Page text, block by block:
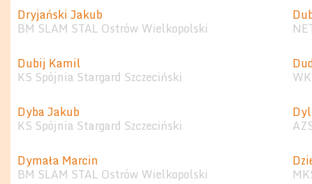
Dryjański Jakub
BM SLAM STAL Ostrów Wielkopolski
Dubij Kamil
KS Spójnia Stargard Szczeciński
Dyba Jakub
KS Spójnia Stargard Szczeciński
Dymała Marcin
BM SLAM STAL Ostrów Wielkopolski